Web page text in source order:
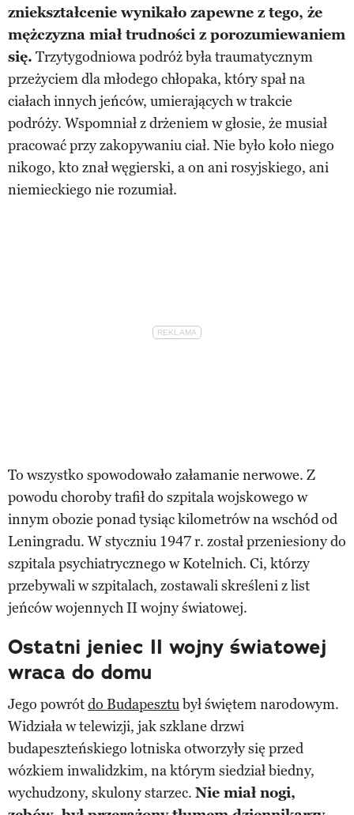
zniekształcenie wynikało zapewne z tego, że
mężczyzna miał trudności z porozumiewaniem
się. Trzytygodniowa podróż była traumatycznym
przeżyciem dla młodego chłopaka, który spał na
ciałach innych jeńców, umierających w trakcie
podróży. Wspomniał z drżeniem w głosie, że musiał
pracować przy zakopywaniu ciał. Nie było koło niego
nikogo, kto znał węgierski, a on ani rosyjskiego, ani
niemieckiego nie rozumiał.
To wszystko spowodowało załamanie nerwowe. Z
powodu choroby trafił do szpitala wojskowego w
innym obozie ponad tysiąc kilometrów na wschód od
Leningradu. W styczniu 1947 r. został przeniesiony do
szpitala psychiatrycznego w Kotelnich. Ci, którzy
przebywali w szpitalach, zostawali skreśleni z list
jeńców wojennych II wojny światowej.
Ostatni jeniec II wojny światowej
wraca do domu
Jego powrótdo Budapesztubył świętem narodowym.
Widziała w telewizji, jak szklane drzwi
budapeszteńskiego lotniska otworzyły się przed
wózkiem inwalidzkim, na którym siedział biedny,
wychudzony, skulony starzec. Nie miał nogi,